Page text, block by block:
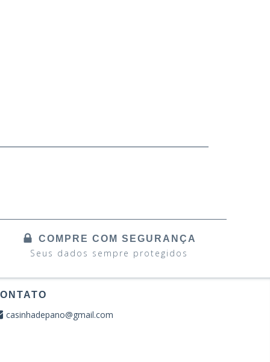
COMPRE COM SEGURANÇA
Seus dados sempre protegidos
casinhadepano@gmail.com